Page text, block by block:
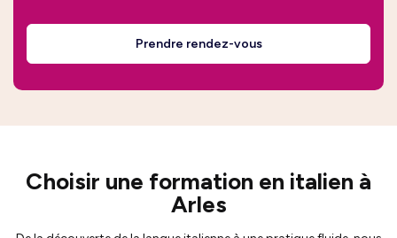
Prendre rendez-vous
Choisir une formation en italien à
Arles